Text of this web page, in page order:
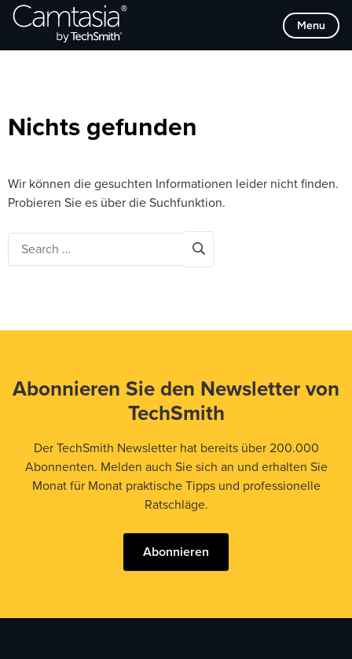
Direkt
zum
Menu
Browse Categories
Nichts gefunden
Wir können die gesuchten Informationen leider nicht finden.
Probieren Sie es über die Suchfunktion.
Abonnieren Sie den Newsletter von
TechSmith
Der TechSmith Newsletter hat bereits über 200.000
Abonnenten. Melden auch Sie sich an und erhalten Sie
Monat für Monat praktische Tipps und professionelle
Ratschläge.
Abonnieren